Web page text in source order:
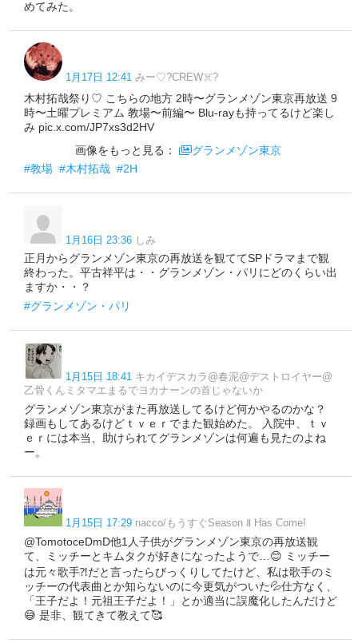
めてみた。
1月17日 12:41 みー♡?CREW☠️?
木村拓哉祭り♡ こちらの地方 2時〜グランメゾン東京再放送 9
時〜土曜プレミアム 教場〜前編〜 Blu-rayも持ってるけど楽し
み pic.x.com/JP7xs3d2HV
画像をもっと見る：
グランメゾン東京
#教場 #木村拓哉 #2H
1月16日 23:36 しみ
正月からグランメゾン東京の再放送を観ててSPドラマまで観
終わった。平古祥平は・・グランメゾン・パリにどのくらい出
ますか・・？
#グランメゾン・パリ
1月15日 18:41 キカイデスカラ@春泥@デストロイヤー@
乙骨くんミタマエまるでヨカナーンの首じゃないか
グランメゾン東京がまた再放送してるけど何かやるのかな？
録画もしてあるけどｔｖｅｒでまた観始めた。 入院中、ｔｖ
ｅｒには本当、助けられてグランメゾンは何遍も見たのよね
ー。
1月15日 17:29 nacco/もうすぐSeason Ⅱ Has Come!
@TomotoceDmD他1人子供がグランメゾン東京の再放送観
て、ミッチーとキムタクが好きになったようで…😊 ミッチー
は元々歌手⁈だと言ったらびっくりしてたけど、私は歌手のミ
ッチーの代表曲とか知らないのに今更気がついた💦仕方なく、
「王子だよ！元祖王子だよ！」とか適当に誤魔化したんだけど
😅 是非、観てきて教えて🥰